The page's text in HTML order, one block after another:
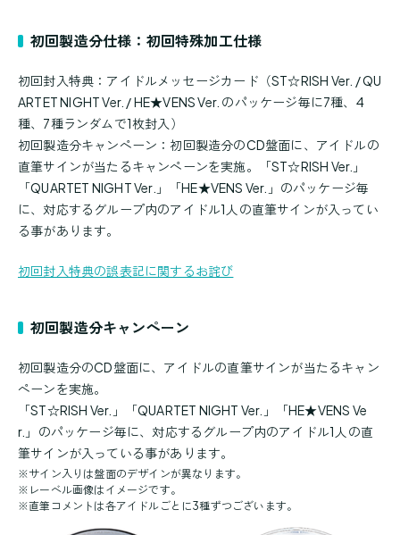
初回製造分仕様：初回特殊加工仕様
初回封入特典：アイドルメッセージカード（ST☆RISH Ver. / QU
ARTET NIGHT Ver. / HE★VENS Ver. のパッケージ毎に7種、4
種、7種ランダムで1枚封入）
初回製造分キャンペーン：初回製造分のCD盤面に、アイドルの
直筆サインが当たるキャンペーンを実施。「ST☆RISH Ver.」
「QUARTET NIGHT Ver.」「HE★VENS Ver.」のパッケージ毎
に、対応するグループ内のアイドル1人の直筆サインが入ってい
る事があります。
初回封入特典の誤表記に関するお詫び
初回製造分キャンペーン
初回製造分のCD盤面に、アイドルの直筆サインが当たるキャン
ペーンを実施。
「ST☆RISH Ver.」「QUARTET NIGHT Ver.」「HE★VENS Ve
r.」のパッケージ毎に、対応するグループ内のアイドル1人の直
筆サインが入っている事があります。
※サイン入りは盤面のデザインが異なります。
※ レーベル画像はイメージです。
※直筆コメントは各アイドルごとに3種ずつございます。